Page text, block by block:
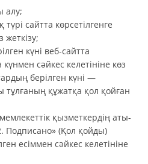
алу;
сайтта көрсетілгенге
жеткізу;
күні веб-сайтта
күнмен сәйкес келетініне көз
берілген күні —
құжатқа қол қойған
қызметкердің аты-
Подписано» (Қол қойды)
есіммен сәйкес келетініне